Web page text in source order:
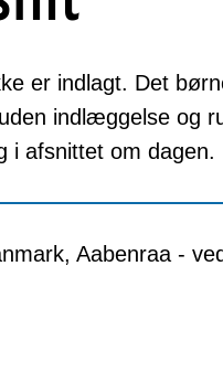
er indlagt. Det
indlæggelse og
i afsnittet om dagen.
Aabenraa -